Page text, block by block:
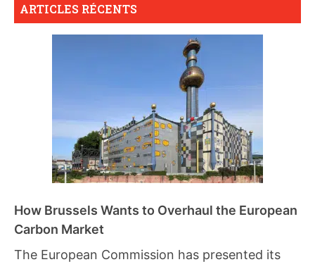
ARTICLES RÉCENTS
How Brussels Wants to Overhaul the European
Carbon Market
The European Commission has presented its